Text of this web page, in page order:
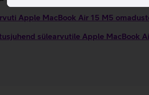
Apple MacBook Air 15 M5
sülearvutile Apple MacBook